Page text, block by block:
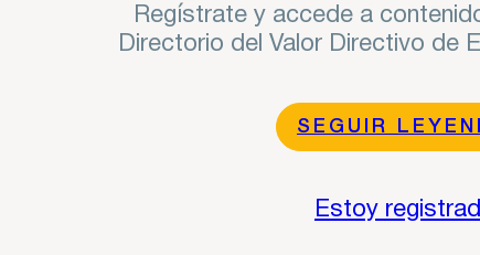
Regístrate y accede a
Directorio del Valor Directivo de
SEGUIR
Estoy